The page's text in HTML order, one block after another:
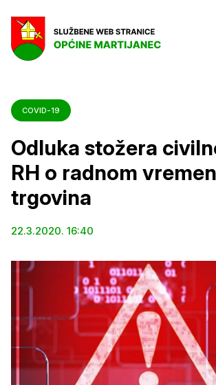
COVID-19
Odluka stožera
RH o radnom
trgovina
22.3.2020. 16:40